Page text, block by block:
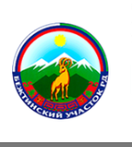
содержанию